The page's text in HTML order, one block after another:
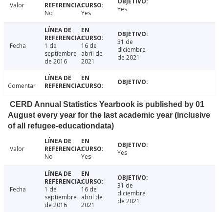
Valor
No
Yes Yes
Fecha
1 de
septiembre
de 2016
16 de
abril de
2021
31 de
diciembre
de 2021
Comentar
CERD Annual Statistics Yearbook is published by 01
August every year for the last academic year (inclusive
of all refugee-educationdata)
Valor
No
Yes Yes
Fecha
1 de
septiembre
de 2016
16 de
abril de
2021
31 de
diciembre
de 2021